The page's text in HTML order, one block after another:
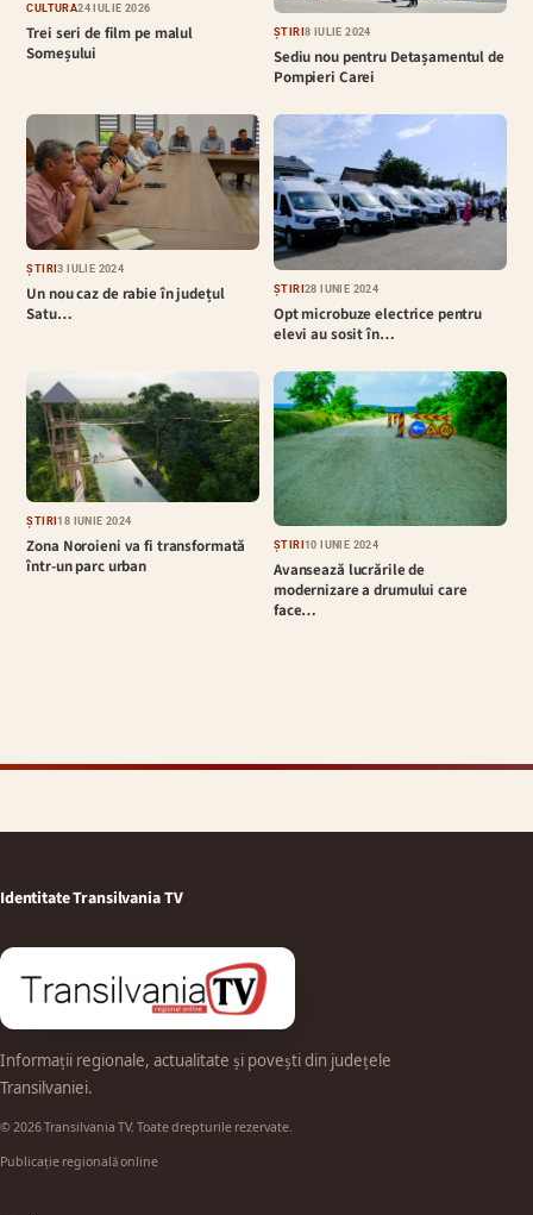
CULTURĂ24 IULIE 2026
Trei seri de film pe malul
Someșului
ȘTIRI8 IULIE 2024
Sediu nou pentru Detașamentul de
Pompieri Carei
ȘTIRI3 IULIE 2024
Un nou caz de rabie în județul
Satu…
ȘTIRI28 IUNIE 2024
Opt microbuze electrice pentru
elevi au sosit în…
ȘTIRI18 IUNIE 2024
Zona Noroieni va fi transformată
într-un parc urban
ȘTIRI10 IUNIE 2024
Avansează lucrările de
modernizare a drumului care
face…
Identitate Transilvania TV
Informații regionale, actualitate și povești din județele
Transilvaniei.
© 2026 Transilvania TV. Toate drepturile rezervate.
Publicație regională online